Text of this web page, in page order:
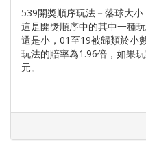
539開獎順序玩法－落球大小
這是開獎順序中的其中一種
還是小，01至19被歸類於小
玩法的賠率為1.96倍，如果
元。